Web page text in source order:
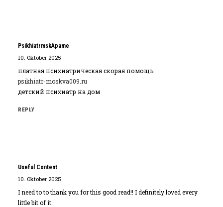
PsikhiatrmskApame
10. Oktober 2025
платная психиатрическая скорая помощь
psikhiatr-moskva009.ru
детский психиатр на дом
REPLY
Useful Content
10. Oktober 2025
I need to to thank you for this good read!! I definitely loved every
little bit of it.